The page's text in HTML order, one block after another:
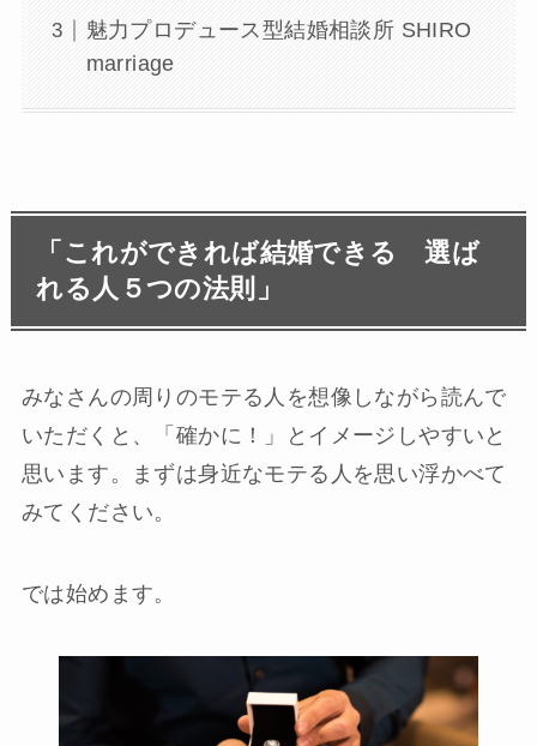
魅力プロデュース型結婚相談所 SHIRO
marriage
「これができれば結婚できる 選ば
れる人５つの法則」
みなさんの周りのモテる人を想像しながら読んで
いただくと、「確かに！」とイメージしやすいと
思います。まずは身近なモテる人を思い浮かべて
みてください。
では始めます。